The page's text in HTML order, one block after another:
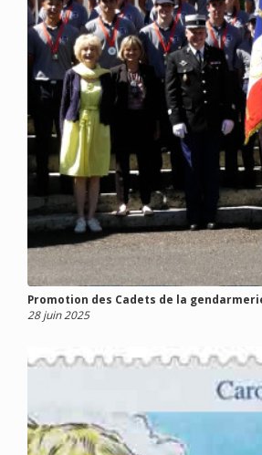
Promotion des Cadets de la
28 juin 2025